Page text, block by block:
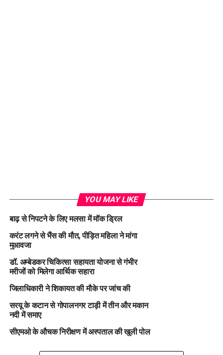
YOU MAY LIKE
बाढ़ से निपटने के लिए मलसा में मॉक ड्रिल
करंट लगने से भैंस की मौत, पीड़ित महिला ने मांगा
मुआवजा
डॉ. अम्बेडकर चिकित्सा सहायता योजना से गंभीर
मरीजों को मिलेगा आर्थिक सहारा
जिलाधिकारी ने शिकायत की मौके पर जांच की
सरयू के कटान से गोपालनगर टाड़ी में तीन और मकान
नदी में समाए
सीएमओ के औचक निरीक्षण में अस्पताल की खुली पोल